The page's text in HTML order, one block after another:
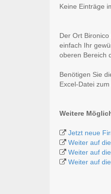
Keine Einträge
Der Ort
einfach Ihr
oberen Bereich
Benötigen Sie
Excel-Datei
Weitere
Jetzt neue
Weiter auf
Weiter auf
Weiter auf